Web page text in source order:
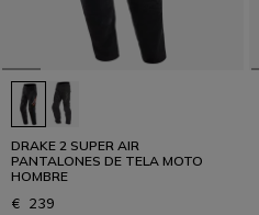
DRAKE 2 SUPER AIR
PANTALONES DE TELA MOTO
HOMBRE
€ 239